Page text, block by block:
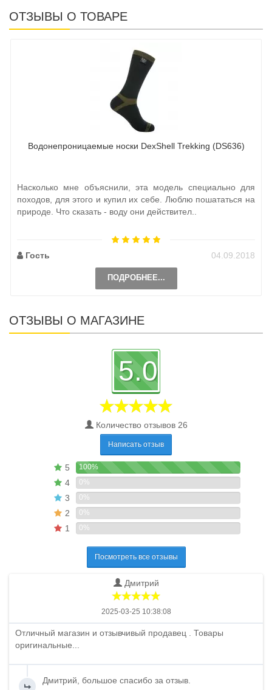
ОТЗЫВЫ О ТОВАРЕ
Водонепроницаемые носки DexShell Trekking (DS636)
Насколько мне объяснили, эта модель специально для
походов, для этого и купил их себе. Люблю пошататься на
природе. Что сказать - воду они действител..
Гость 04.09.2018
ПОДРОБНЕЕ...
ОТЗЫВЫ О МАГАЗИНЕ
5.0
Количество отзывов 26
Написать отзыв
5 100%
4 0%
3 0%
2 0%
1 0%
Посмотреть все отзывы
Дмитрий
2025-03-25 10:38:08
Отличный магазин и отзывчивый продавец . Товары
оригинальные...
Дмитрий, большое спасибо за отзыв.